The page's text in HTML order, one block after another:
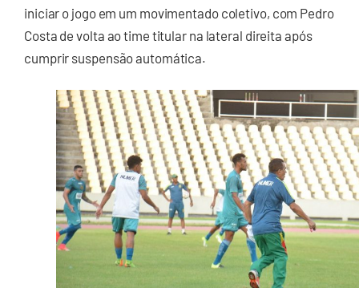
iniciar o jogo em um movimentado coletivo, com Pedro
Costa de volta ao time titular na lateral direita após
cumprir suspensão automática.